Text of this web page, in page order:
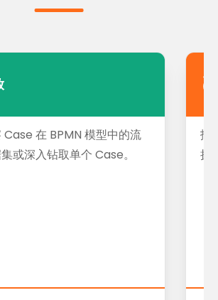
Case 在 BPMN 模型中的流
或深入钻取单个 Case。
拖
执